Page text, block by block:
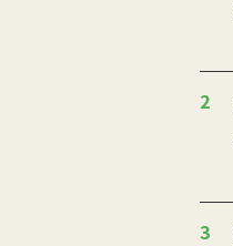
2
3